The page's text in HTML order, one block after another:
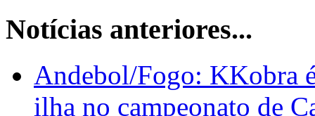
Notícias anteriores...
Andebol/Fogo: KKobra
ilha no campeonato de